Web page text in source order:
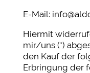
E-Mail:
Hiermit
mir/uns (*)
den Kauf der
Erbringung der